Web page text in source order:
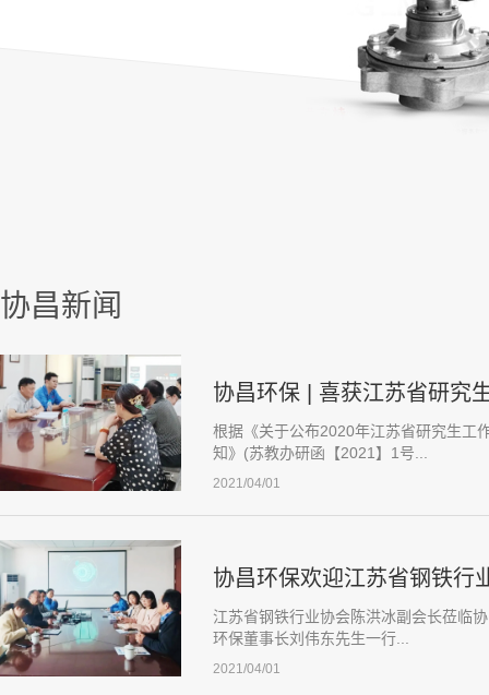
协昌新闻
协昌环保 | 喜获江苏省研究
根据《关于公布2020年江苏省研究生工
知》(苏教办研函【2021】1号...
2021/04/01
江苏省钢铁行业协会陈洪冰副会长莅临
环保董事长刘伟东先生一行...
2021/04/01